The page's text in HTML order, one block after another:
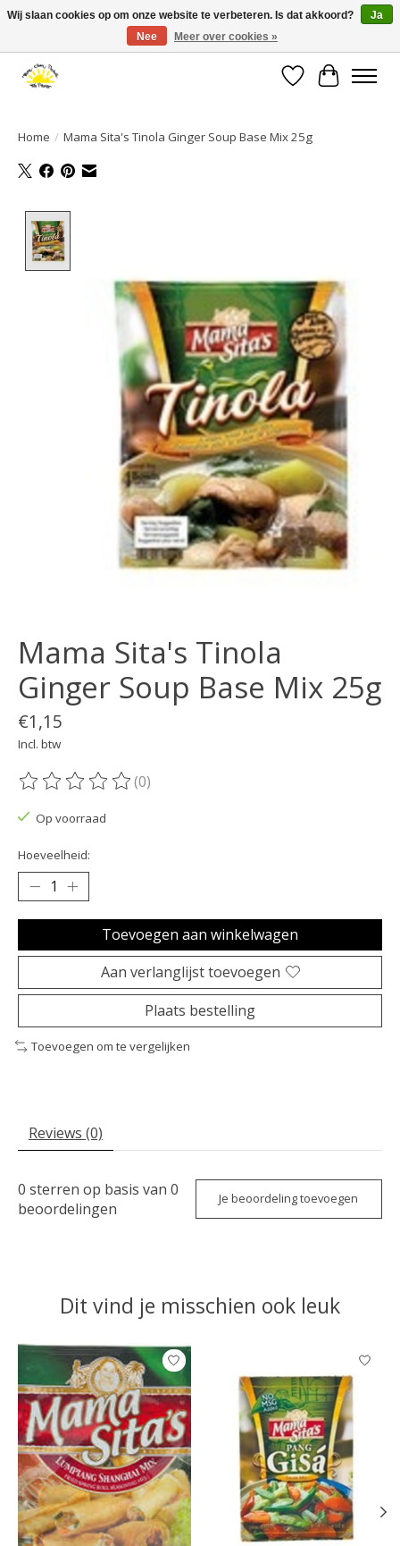
Large selection of products and fast shipping!
Verlanglijst
Home / Mama Sita's Tinola Ginger Soup Base Mix 25g
Mama Sita's Tinola
Ginger Soup Base Mix 25g
€1,15
Incl. btw
De beoordeling van dit product is
(0)
Op voorraad
Hoeveelheid:
Toevoegen aan winkelwagen
Aan verlanglijst toevoegen
Plaats bestelling
Toevoegen om te vergelijken
Reviews (0)
0 sterren op basis van 0
beoordelingen
Je beoordeling toevoegen
Dit vind je misschien ook leuk
Items van productcarrousel
Wij slaan cookies op om onze website te verbeteren. Is dat akkoord?
Ja
Nee
Meer over cookies »